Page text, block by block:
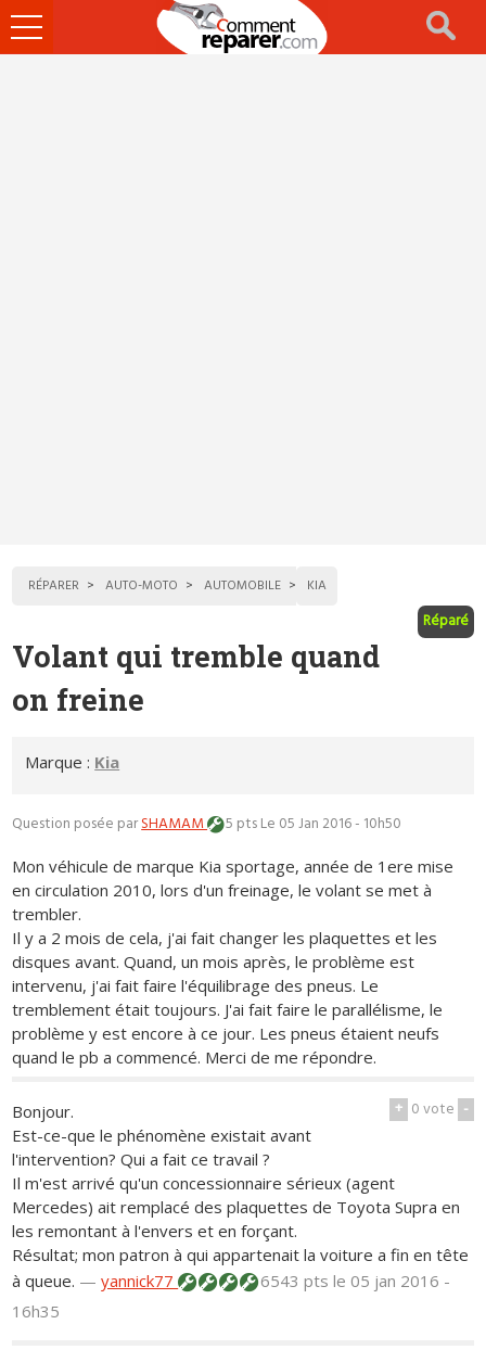
Ouvrir
le
RÉPARER AUTO-MOTO AUTOMOBILE KIA
Réparé
Volant qui tremble quand
on freine
Marque : Kia
Question posée parSHAMAM 5 ptsLe 05 Jan 2016 - 10h50
Mon véhicule de marque Kia sportage, année de 1ere mise
en circulation 2010, lors d'un freinage, le volant se met à
trembler.
Il y a 2 mois de cela, j'ai fait changer les plaquettes et les
disques avant. Quand, un mois après, le problème est
intervenu, j'ai fait faire l'équilibrage des pneus. Le
tremblement était toujours. J'ai fait faire le parallélisme, le
problème y est encore à ce jour. Les pneus étaient neufs
quand le pb a commencé. Merci de me répondre.
+ 0vote -
Bonjour.
Est-ce-que le phénomène existait avant
l'intervention? Qui a fait ce travail ?
Il m'est arrivé qu'un concessionnaire sérieux (agent
Mercedes) ait remplacé des plaquettes de Toyota Supra en
les remontant à l'envers et en forçant.
Résultat; mon patron à qui appartenait la voiture a fin en tête
à queue. —yannick77 6543 ptsle 05 jan 2016 -
16h35